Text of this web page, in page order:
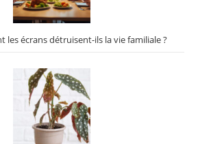
les écrans détruisent-ils la vie familiale ?